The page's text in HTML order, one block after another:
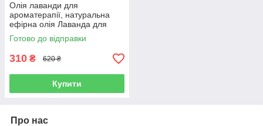
Олія лаванди для
ароматерапії, натуральна
ефірна олія Лаванда для
масажу, лавандова олія, олія
Лаванда для тіла 5 мл
Готово до відправки
310 ₴ 620 ₴
Купити
Про нас